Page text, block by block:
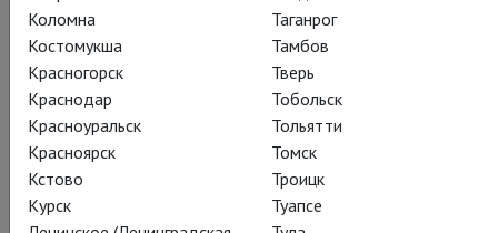
предугадать и голосе крови, который делает человека
человеком.
Партнером программы «Мастер» выступил Фонд
поддержки и реализации культурных инициатив «Синара».
Коломна
Костомукша
Красногорск
Краснодар
Красноуральск
Красноярск
Кстово
Курск
Таганрог
Тамбов
Тверь
Тобольск
Тольятти
Томск
Троицк
Туапсе